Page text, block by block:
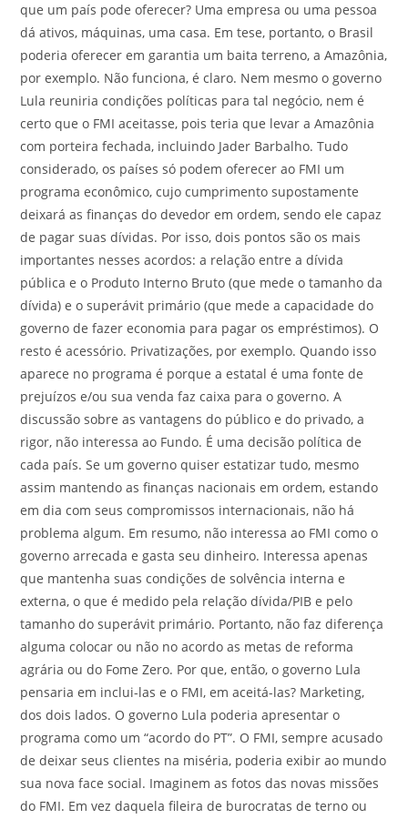
que um país pode oferecer? Uma empresa ou uma pessoa
dá ativos, máquinas, uma casa. Em tese, portanto, o Brasil
poderia oferecer em garantia um baita terreno, a Amazônia,
por exemplo. Não funciona, é claro. Nem mesmo o governo
Lula reuniria condições políticas para tal negócio, nem é
certo que o FMI aceitasse, pois teria que levar a Amazônia
com porteira fechada, incluindo Jader Barbalho. Tudo
considerado, os países só podem oferecer ao FMI um
programa econômico, cujo cumprimento supostamente
deixará as finanças do devedor em ordem, sendo ele capaz
de pagar suas dívidas. Por isso, dois pontos são os mais
importantes nesses acordos: a relação entre a dívida
pública e o Produto Interno Bruto (que mede o tamanho da
dívida) e o superávit primário (que mede a capacidade do
governo de fazer economia para pagar os empréstimos). O
resto é acessório. Privatizações, por exemplo. Quando isso
aparece no programa é porque a estatal é uma fonte de
prejuízos e/ou sua venda faz caixa para o governo. A
discussão sobre as vantagens do público e do privado, a
rigor, não interessa ao Fundo. É uma decisão política de
cada país. Se um governo quiser estatizar tudo, mesmo
assim mantendo as finanças nacionais em ordem, estando
em dia com seus compromissos internacionais, não há
problema algum. Em resumo, não interessa ao FMI como o
governo arrecada e gasta seu dinheiro. Interessa apenas
que mantenha suas condições de solvência interna e
externa, o que é medido pela relação dívida/PIB e pelo
tamanho do superávit primário. Portanto, não faz diferença
alguma colocar ou não no acordo as metas de reforma
agrária ou do Fome Zero. Por que, então, o governo Lula
pensaria em inclui-las e o FMI, em aceitá-las? Marketing,
dos dois lados. O governo Lula poderia apresentar o
programa como um “acordo do PT”. O FMI, sempre acusado
de deixar seus clientes na miséria, poderia exibir ao mundo
sua nova face social. Imaginem as fotos das novas missões
do FMI. Em vez daquela fileira de burocratas de terno ou